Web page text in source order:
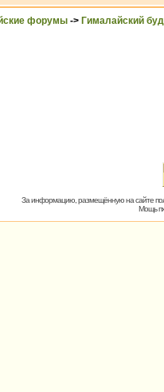
форумы -> Гималайский
За информацию, размещённую на сайте
Мощь